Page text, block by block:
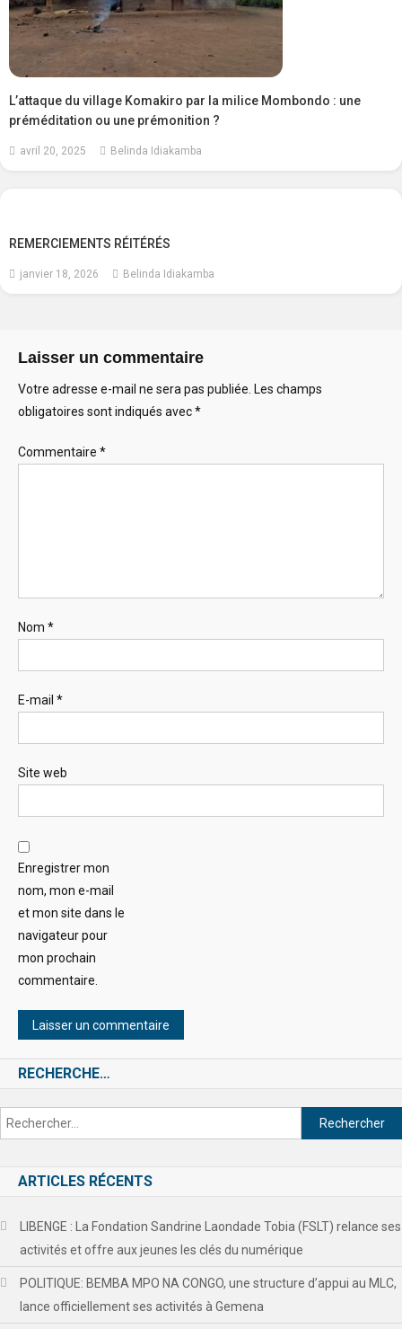
L’attaque du village Komakiro par la milice Mombondo : une
préméditation ou une prémonition ?
avril 20, 2025 Belinda Idiakamba
REMERCIEMENTS RÉITÉRÉS
janvier 18, 2026 Belinda Idiakamba
Laisser un commentaire
Votre adresse e-mail ne sera pas publiée. Les champs
obligatoires sont indiqués avec*
Commentaire *
Nom *
E-mail *
Site web
Enregistrer mon
nom, mon e-mail
et mon site dans le
navigateur pour
mon prochain
commentaire.
RECHERCHE…
ARTICLES RÉCENTS
LIBENGE : La Fondation Sandrine Laondade Tobia (FSLT) relance ses
activités et offre aux jeunes les clés du numérique
POLITIQUE: BEMBA MPO NA CONGO, une structure d’appui au MLC,
lance officiellement ses activités à Gemena